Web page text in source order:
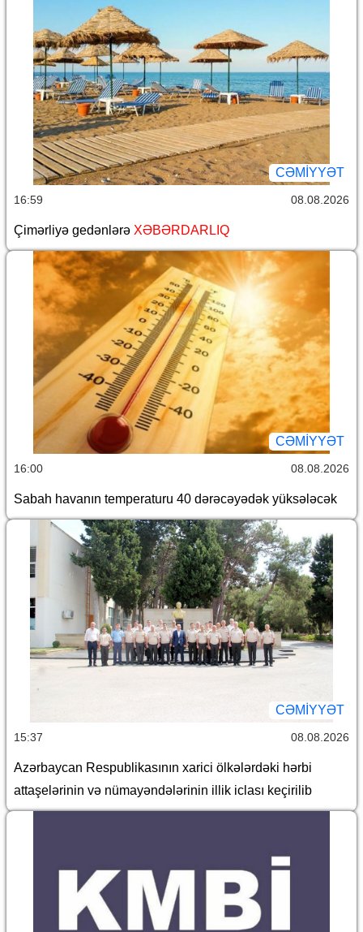
CƏMİYYƏT
16:59 08.08.2026
Çimərliyə gedənlərə XƏBƏRDARLIQ
CƏMİYYƏT
16:00 08.08.2026
Sabah havanın temperaturu 40 dərəcəyədək yüksələcək
CƏMİYYƏT
15:37 08.08.2026
Azərbaycan Respublikasının xarici ölkələrdəki hərbi
attaşelərinin və nümayəndələrinin illik iclası keçirilib